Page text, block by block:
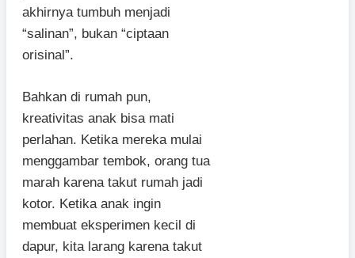
akhirnya tumbuh menjadi
“salinan”, bukan “ciptaan
orisinal”.
Bahkan di rumah pun,
kreativitas anak bisa mati
perlahan. Ketika mereka mulai
menggambar tembok, orang tua
marah karena takut rumah jadi
kotor. Ketika anak ingin
membuat eksperimen kecil di
dapur, kita larang karena takut